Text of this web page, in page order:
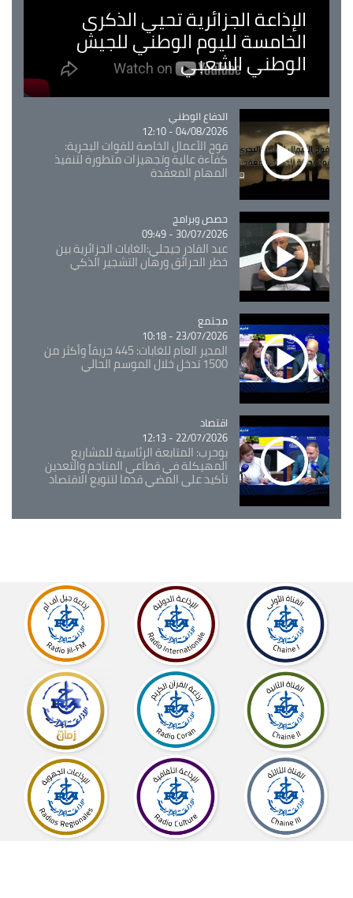
الإذاعة الجزائرية تحيي الذكرى
الخامسة لليوم الوطني للجيش
الوطني الشعبي
Catégorie
الدفاع الوطني
04/08/2026 - 12:10
فوج الأعمال الخاصة للقوات البحرية:
كفاءة عالية وتجهيزات متطورة لتنفيذ
المهام المعقدة
Catégorie
حصص وبرامج
30/07/2026 - 09:49
عبد القادر جيجلي:الغابات الجزائرية بين
خطر الحرائق ورهان التشجير الذكي
Catégorie
مجتمع
23/07/2026 - 10:18
المدير العام للغابات: 445 حريقاً وأكثر من
1500 تدخل خلال الموسم الحالي
Catégorie
اقتصاد
22/07/2026 - 12:13
بوحرب: المتابعة الرئاسية للمشاريع
المهيكلة في قطاعي المناجم والتعدين
تأكيد على المضي قدما لتنويع الاقتصاد